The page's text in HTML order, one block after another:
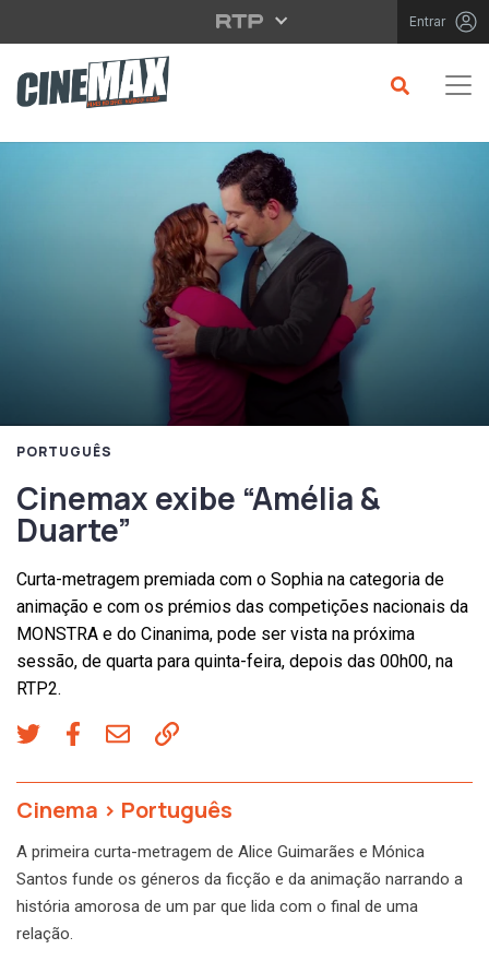
Saltar para o conteúdo principal Entrar
PORTUGUÊS
Cinemax exibe “Amélia &
Duarte”
Curta-metragem premiada com o Sophia na categoria de
animação e com os prémios das competições nacionais da
MONSTRA e do Cinanima, pode ser vista na próxima
sessão, de quarta para quinta-feira, depois das 00h00, na
RTP2.
Cinema > Português
A primeira curta-metragem de Alice Guimarães e Mónica
Santos funde os géneros da ficção e da animação narrando a
história amorosa de um par que lida com o final de uma
relação.